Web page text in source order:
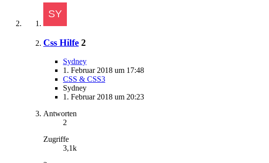
Css Hilfe 2
Sydney
1. Februar 2018 um 17:48
CSS & CSS3
Sydney
1. Februar 2018 um 20:23
Antworten
2
Zugriffe
3,1k